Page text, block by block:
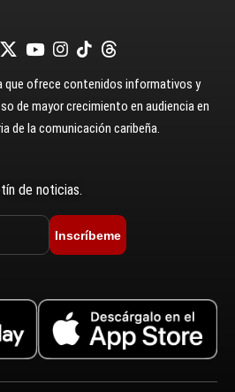
ofrece contenidos informativos y
de mayor crecimiento en audiencia en
de la comunicación caribeña.
de noticias.
Inscríbeme